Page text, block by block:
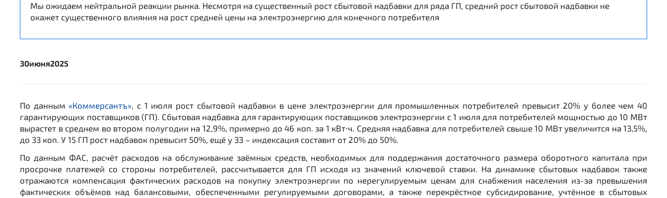
Мы ожидаем нейтральной реакции рынка. Несмотря на существенный рост сбытовой надбавки для ряда ГП, средний рост сбытовой надбавки не
окажет существенного влияния на рост средней цены на электроэнергию для конечного потребителя
30июня2025
По данным«Коммерсантъ», с 1 июля рост сбытовой надбавки в цене электроэнергии для промышленных потребителей превысит 20% у более чем 40
гарантирующих поставщиков (ГП). Сбытовая надбавка для гарантирующих поставщиков электроэнергии с 1 июля для потребителей мощностью до 10 МВт
вырастет в среднем во втором полугодии на 12,9%, примерно до 46 коп. за 1 кВт⋅ч. Средняя надбавка для потребителей свыше 10 МВт увеличится на 13,5%,
до 33 коп. У 15 ГП рост надбавок превысит 50%, ещё у 33 – индексация составит от 20% до 50%.
По данным ФАС, расчёт расходов на обслуживание заёмных средств, необходимых для поддержания достаточного размера оборотного капитала при
просрочке платежей со стороны потребителей, рассчитывается для ГП исходя из значений ключевой ставки. На динамике сбытовых надбавок также
отражаются компенсация фактических расходов на покупку электроэнергии по нерегулируемым ценам для снабжения населения из-за превышения
фактических объёмов над балансовыми, обеспеченными регулируемыми договорами, а также перекрёстное субсидирование, учтённое в сбытовых